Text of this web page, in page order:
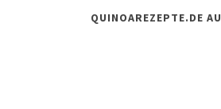
QUINOAREZEPTE.DE